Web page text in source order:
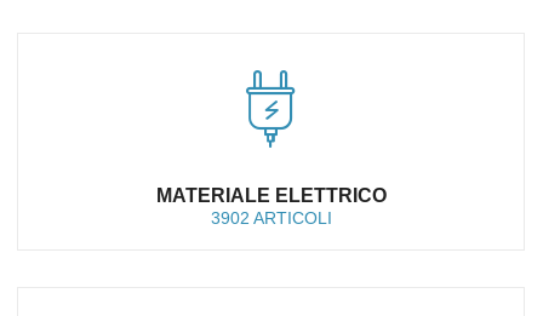
MATERIALE ELETTRICO
3902 ARTICOLI